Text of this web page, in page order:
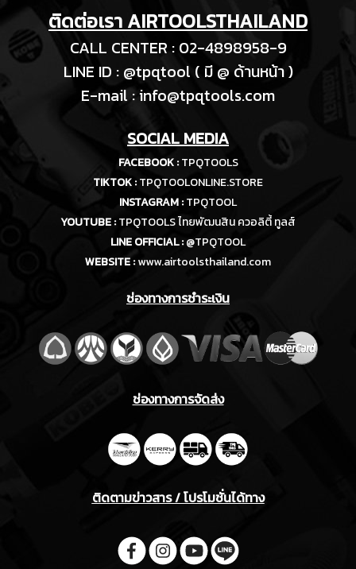
ติดต่อเรา AIRTOOLSTHAILAND
CALL CENTER : 02-4898958-9
LINE ID : @tpqtool ( มี @ ด้านหน้า )
E-mail :info@tpqtools.com
SOCIAL MEDIA
FACEBOOK : TPQTOOLS
TIKTOK :TPQTOOLONLINE.STORE
INSTAGRAM :TPQTOOL
YOUTUBE :TPQTOOLS ไทยพัฒนสิน ควอลิตี้ ทูลส์
LINE OFFICIAL :@TPQTOOL
WEBSITE :www.airtoolsthailand.com
ช่องทางการชำระเงิน
ช่องทางการจัดส่ง
ติดตามข่าวสาร / โปรโมชั่นได้ทาง